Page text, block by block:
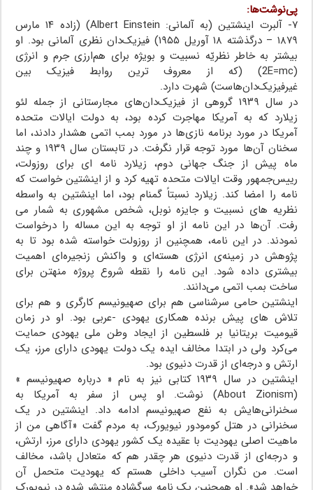
پی‌نوشت‌ها:
۷- آلبرت اینشتین (به آلمانی: Albert Einstein)‏ (زاده ۱۴ مارس
۱۸۷۹ – درگذشته ۱۸ آوریل ۱۹۵۵) فیزیک‌دان نظری آلمانی بود. او
بیشتر به خاطر نظریّه نسبیت و بویژه برای هم‌ارزی جرم و انرژی
(2E=mc) (که از معروف ترین روابط فیزیک بین
غیرفیزیک‌دان‌هاست) شهرت دارد.
در سال ۱۹۳۹ گروهی از فیزیک‌دان‌های مجارستانی از جمله لئو
زیلارد که به آمریکا مهاجرت کرده بود، به دولت ایالات‌ متحده
آمریکا در مورد برنامه نازی‌ها در مورد بمب اتمی هشدار دادند، اما
سخنان آن‌ها مورد توجه قرار نگرفت. در تابستان سال ۱۹۳۹ و چند
ماه پیش از جنگ جهانی دوم، زیلارد نامه ای برای روزولت،
رییس‌جمهور وقت ایالات‌ متحده تهیه کرد و از اینشتین خواست که
نامه را امضا کند. زیلارد نسبتاً گمنام بود، اما اینشتین به واسطه
نظریه های نسبیت و جایزه نوبل، شخص مشهوری به شمار می
رفت. آن‌ها در این نامه‌ از او توجه به این مساله را درخواست
نمودند. در این نامه، همچنین از روزولت خواسته شده بود تا به
پژوهش در زمینه‌ی انرژی هسته‌ای و واکنش زنجیره‌ای اهمیت
بیشتری داده شود. این نامه را نقطه شروع پروژه منهتن برای
ساخت بمب اتمی می‌دانند.
اینشتین حامی سرشناسی هم برای صهیونیسم کارگری و هم برای
تلاش های پیش برنده همکاری یهودی -عربی بود. او در زمان
قیومیت بریتانیا بر فلسطین از ایجاد وطن ملی یهودی حمایت
می‌کرد ولی در ابتدا مخالف ایده یک دولت یهودی دارای مرز، یک
ارتش و درجه‌ای از قدرت دنیوی بود.
اینشتین در سال ۱۹۳۹ کتابی نیز به نام « درباره صهیونیسم »
(About Zionism) نوشت. او پس از سفر به آمریکا به
سخنرانی‌هایش به نفع صهیونیسم ادامه داد. اینشتین در یک
سخنرانی در هتل کومودور نیویورک، به مردم گفت «آگاهی من از
ماهیت اصلی یهودیت با عقیده یک کشور یهودی دارای مرز، ارتش،
و درجه‌ای از قدرت دنیوی هر چقدر هم که متعادل باشد، مخالف
است. من نگران آسیب داخلی هستم که یهودیت متحمل آن